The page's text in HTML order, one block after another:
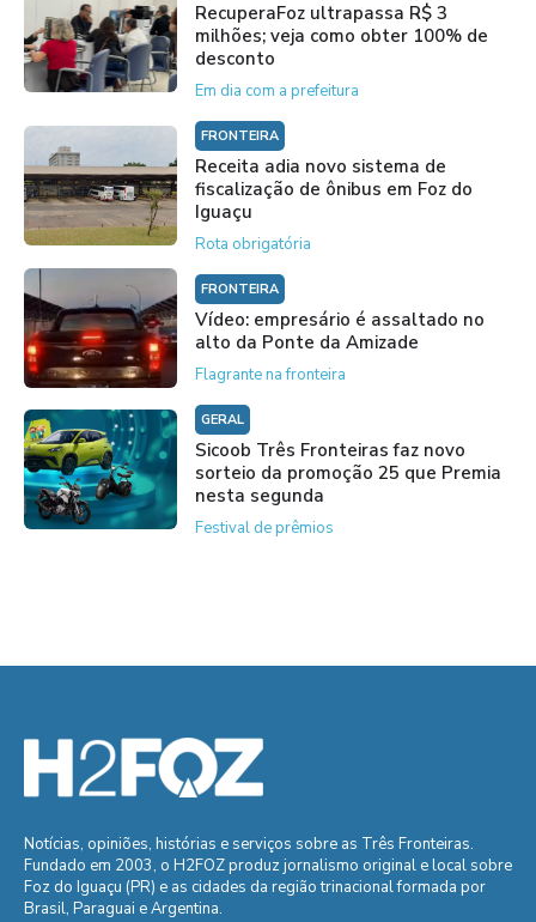
RecuperaFoz ultrapassa R$ 3
milhões; veja como obter 100% de
desconto
Em dia com a prefeitura
FRONTEIRA
Receita adia novo sistema de
fiscalização de ônibus em Foz do
Iguaçu
Rota obrigatória
FRONTEIRA
Vídeo: empresário é assaltado no
alto da Ponte da Amizade
Flagrante na fronteira
GERAL
Sicoob Três Fronteiras faz novo
sorteio da promoção 25 que Premia
nesta segunda
Festival de prêmios
Notícias, opiniões, histórias e serviços sobre as Três Fronteiras.
Fundado em 2003, o H2FOZ produz jornalismo original e local sobre
Foz do Iguaçu (PR) e as cidades da região trinacional formada por
Brasil, Paraguai e Argentina.